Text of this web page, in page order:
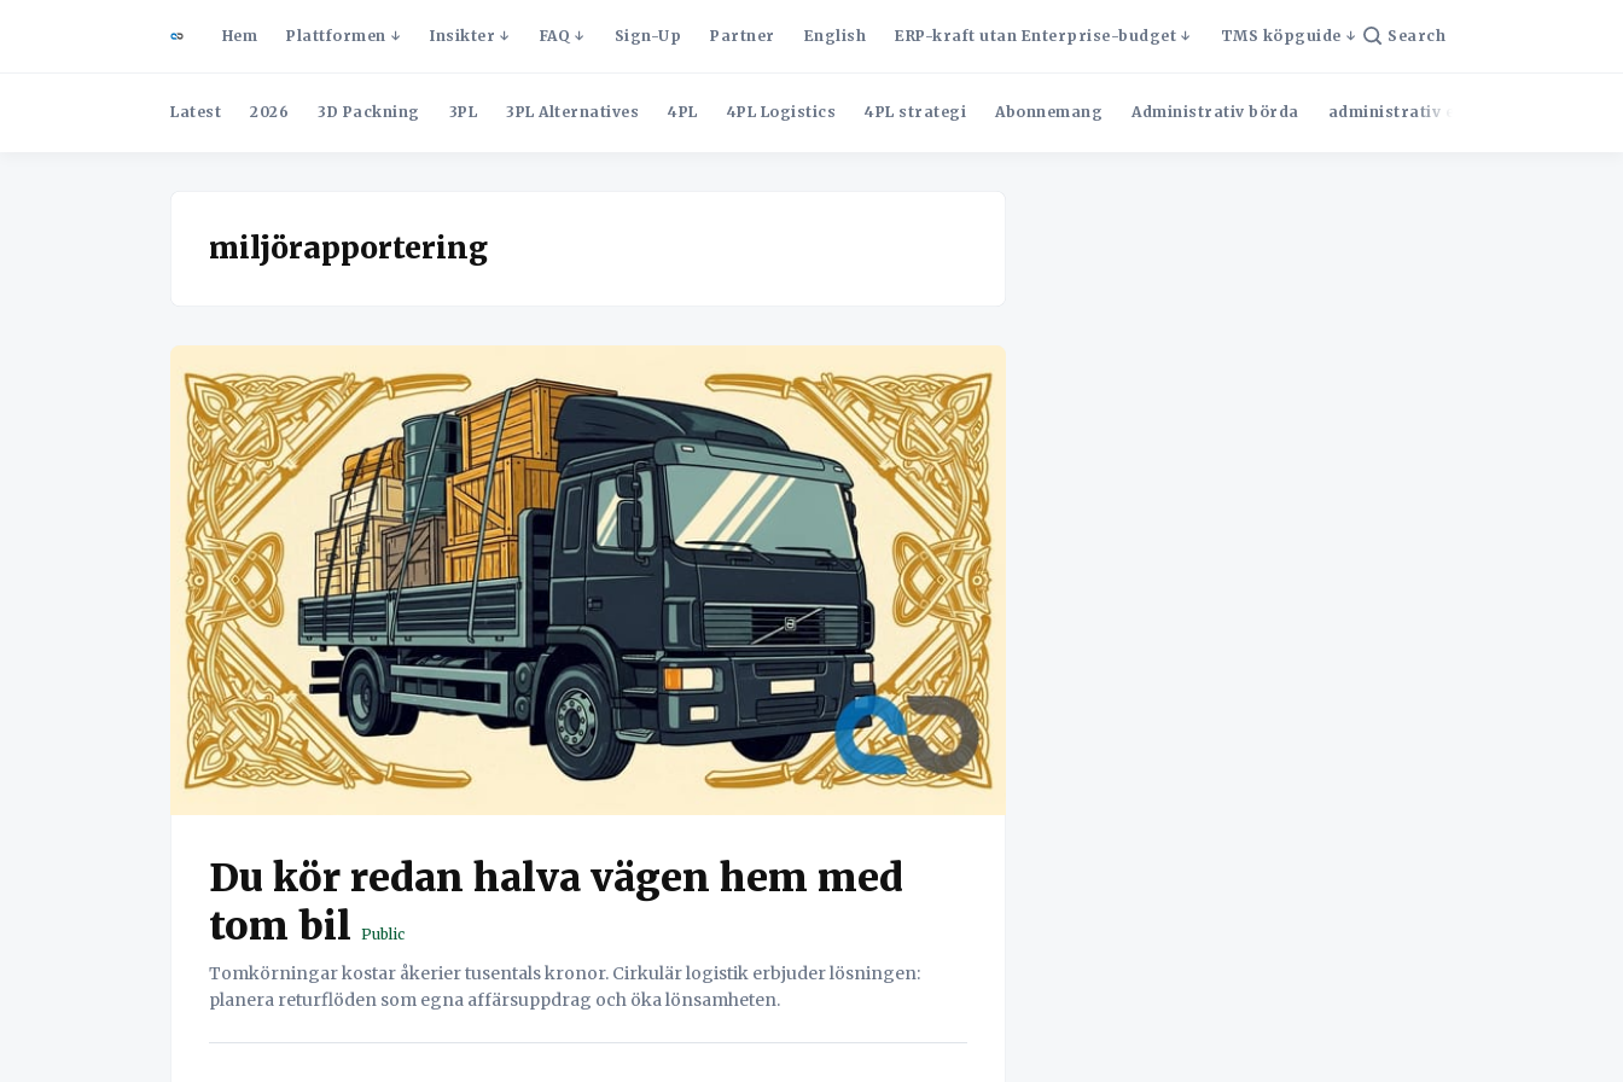
Hem Plattformen Insikter FAQ Sign-Up Partner English ERP-kraft utan Enterprise-budget TMS köpguide Search
Latest 2026 3D Packning 3PL 3PL Alternatives 4PL 4PL Logistics 4PL strategi Abonnemang Administrativ börda administrativ effektivitet
miljörapportering
Du kör redan halva vägen hem med
tom bil Public
Tomkörningar kostar åkerier tusentals kronor. Cirkulär logistik erbjuder lösningen:
planera returflöden som egna affärsuppdrag och öka lönsamheten.